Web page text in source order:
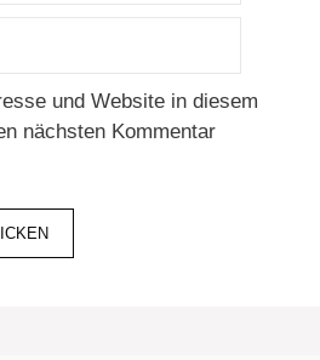
und Website in diesem
nächsten Kommentar